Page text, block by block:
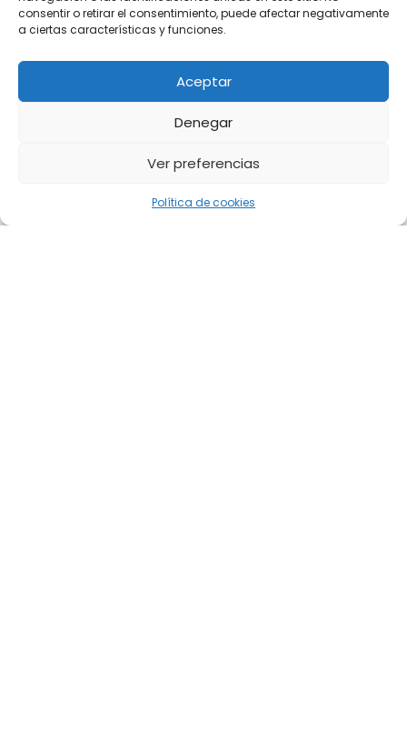
consentir o retirar el consentimiento, puede afectar negativamente
a ciertas características y funciones.
Aceptar
Denegar
Ver preferencias
Política de cookies